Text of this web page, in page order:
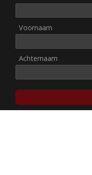
Voornaam
Achternaam